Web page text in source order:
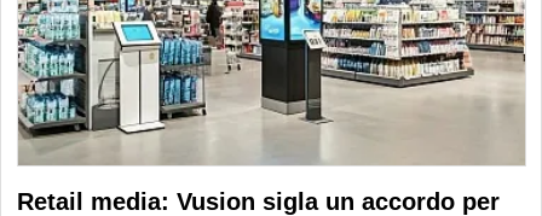
Retail media: Vusion sigla un accordo per